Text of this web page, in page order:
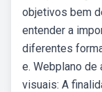
objetivos bem
entender a
diferentes
e. Webplano de
visuais: A